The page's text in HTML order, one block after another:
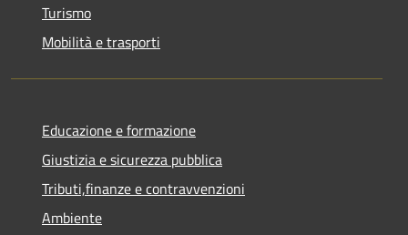
Turismo
Mobilità e trasporti
Educazione e formazione
Giustizia e sicurezza pubblica
Tributi,finanze e contravvenzioni
Ambiente